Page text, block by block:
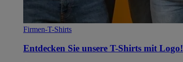
Firmen-T-Shirts
Entdecken Sie unsere T-Shirts mit Logo!